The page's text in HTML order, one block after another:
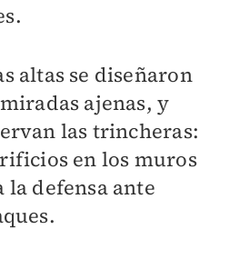
altas se diseñaron
ajenas, y
las trincheras:
en los muros
la defensa ante